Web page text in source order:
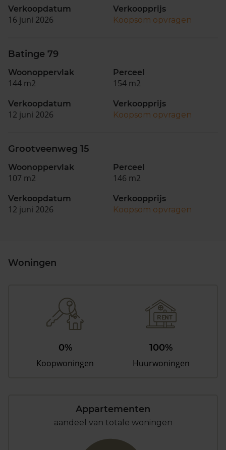
Verkoopdatum
16 juni 2026
Verkoopprijs
Koopsom opvragen
Batinge 79
Woonoppervlak
144 m2
Perceel
154 m2
Verkoopdatum
12 juni 2026
Verkoopprijs
Koopsom opvragen
Grootveenweg 15
Woonoppervlak
107 m2
Perceel
146 m2
Verkoopdatum
12 juni 2026
Verkoopprijs
Koopsom opvragen
Woningen
0%
Koopwoningen
100%
Huurwoningen
Appartementen
aandeel van totale woningen